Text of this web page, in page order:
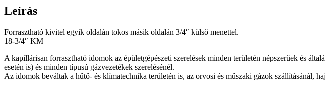
KM
mennyiség
Leírás
Forrasztható kivitel egyik oldalán tokos másik oldalán 3/4″ külső menettel.
18-3/4″ KM
A kapillárisan forrasztható idomok az épületgépészeti szerelések minden területén népszerűek és
esetén is) és minden típusú gázvezetékek szerelésénél.
Az idomok beváltak a hűtő- és klímatechnika területén is, az orvosi és műszaki gázok szállításánál,